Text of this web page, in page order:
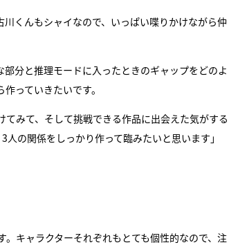
くんもシャイなので、いっぱい喋りかけながら仲
分と推理モードに入ったときのギャップをどのよ
っていきたいです。
みて、そして挑戦できる作品に出会えた気がする
の関係をしっかり作って臨みたいと思います」
キャラクターそれぞれもとても個性的なので、注